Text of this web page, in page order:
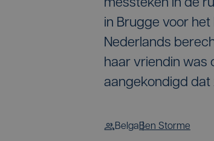
messteken in de
in Brugge voor
Nederlands
haar vriendin was
aangekondigd dat
BelgaBen Storme